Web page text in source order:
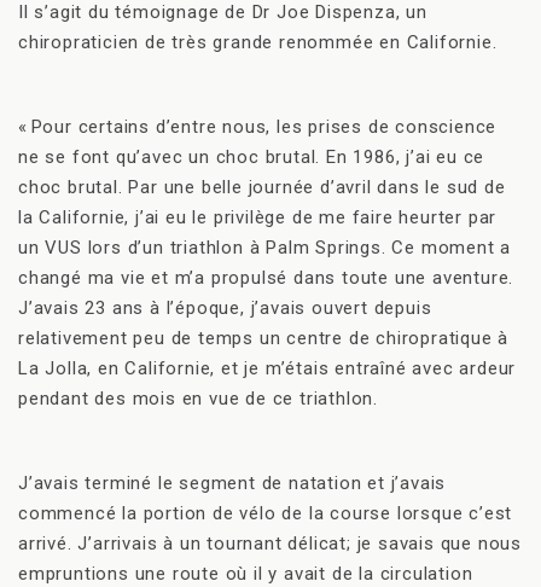
Il s’agit du témoignage de Dr Joe Dispenza, un
chiropraticien de très grande renommée en Californie.
« Pour certains d’entre nous, les prises de conscience
ne se font qu’avec un choc brutal. En 1986, j’ai eu ce
choc brutal. Par une belle journée d’avril dans le sud de
la Californie, j’ai eu le privilège de me faire heurter par
un VUS lors d’un triathlon à Palm Springs. Ce moment a
changé ma vie et m’a propulsé dans toute une aventure.
J’avais 23 ans à l’époque, j’avais ouvert depuis
relativement peu de temps un centre de chiropratique à
La Jolla, en Californie, et je m’étais entraîné avec ardeur
pendant des mois en vue de ce triathlon.
J’avais terminé le segment de natation et j’avais
commencé la portion de vélo de la course lorsque c’est
arrivé. J’arrivais à un tournant délicat; je savais que nous
empruntions une route où il y avait de la circulation